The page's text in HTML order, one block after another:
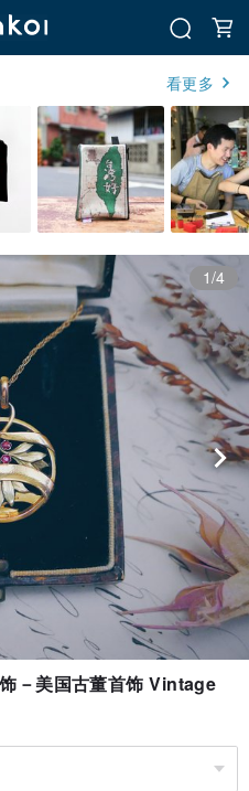
看更多
1/4
－美国古董首饰 Vintage